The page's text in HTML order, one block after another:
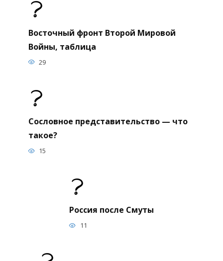
Восточный фронт Второй Мировой
Войны, таблица
29
Сословное представительство — что
такое?
15
Россия после Смуты
11